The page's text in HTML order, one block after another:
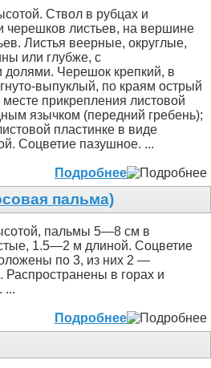
Ствол в рубцах и
листьев, на вершине
Листья веерные, округлые,
или глубже, с
долями. Черешок крепкий, в
выпуклый, по краям острый
прикрепления листовой
язычком (передний гребень);
пластинке в виде
Соцветие пазушное. ...
Подробнее
пальма)
пальмы 5—8 см в
1.5—2 м длиной. Соцветие
по 3, из них 2 —
в горах и
...
Подробнее